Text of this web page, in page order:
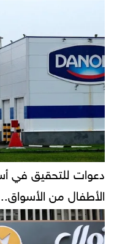
دعوات للتحقيق في
الأطفال من